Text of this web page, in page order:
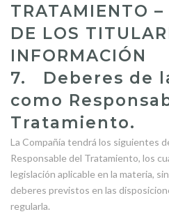
TRATAMIENTO –
DE LOS
INFORMACIÓN
7. Deberes de
como
Tratamiento.
La Compañía tendrá los siguientes
Responsable del Tratamiento, los
legislación aplicable en la materia,
deberes previstos en las
regularla.